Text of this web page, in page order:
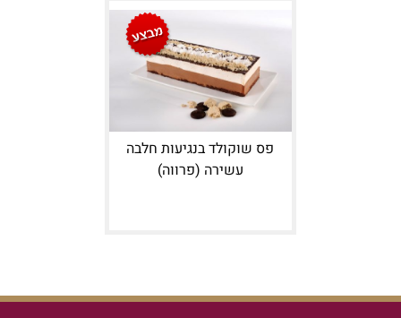
פס שוקולד בנגיעות חלבה
עשירה (פרווה)